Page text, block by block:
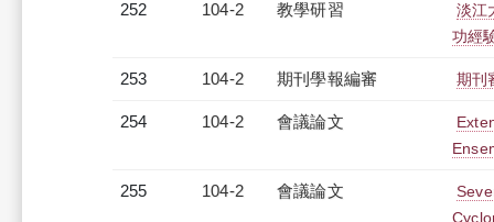
252 104-2 教學研習
淡江
功經
253 104-2 期刊學報編審 期刊
254 104-2 會議論文
255 104-2 會議論文